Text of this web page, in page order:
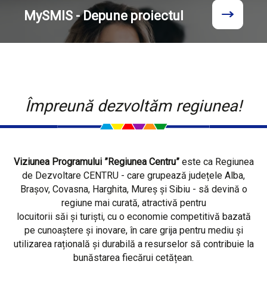
MySMIS - Depune proiectul
Împreună dezvoltăm regiunea!
Viziunea Programului ”Regiunea Centru”este ca Regiunea
de Dezvoltare CENTRU - care grupează județele Alba,
Brașov, Covasna, Harghita, Mureș și Sibiu - să devină o
regiune mai curată, atractivă pentru
locuitorii săi și turiști, cu o economie competitivă bazată
pe cunoaștere și inovare, în care grija pentru mediu și
utilizarea rațională și durabilă a resurselor să contribuie la
bunăstarea fiecărui cetățean.